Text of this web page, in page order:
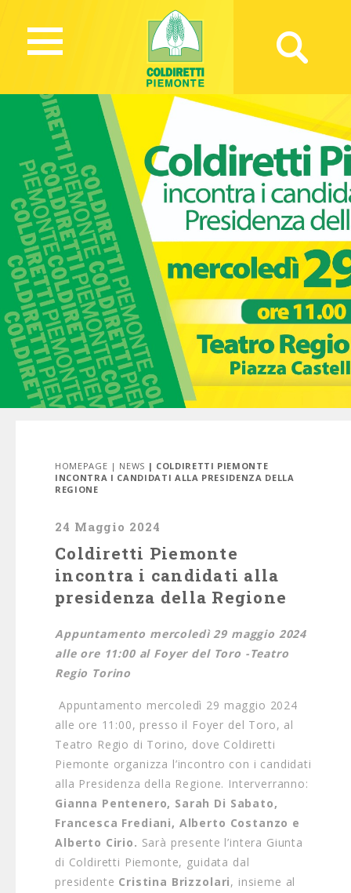
HOMEPAGE | NEWS | COLDIRETTI PIEMONTE
INCONTRA I CANDIDATI ALLA PRESIDENZA DELLA
REGIONE
24 Maggio 2024
Coldiretti Piemonte
incontra i candidati alla
presidenza della Regione
Appuntamento mercoledì 29 maggio 2024
alle ore 11:00 al Foyer del Toro -Teatro
Regio Torino
Appuntamento mercoledì 29 maggio 2024
alle ore 11:00, presso il Foyer del Toro, al
Teatro Regio di Torino, dove Coldiretti
Piemonte organizza l’incontro con i candidati
alla Presidenza della Regione. Interverranno:
Gianna Pentenero, Sarah Di Sabato,
Francesca Frediani, Alberto Costanzo e
Alberto Cirio. Sarà presente l’intera Giunta
di Coldiretti Piemonte, guidata dal
presidente Cristina Brizzolari, insieme al